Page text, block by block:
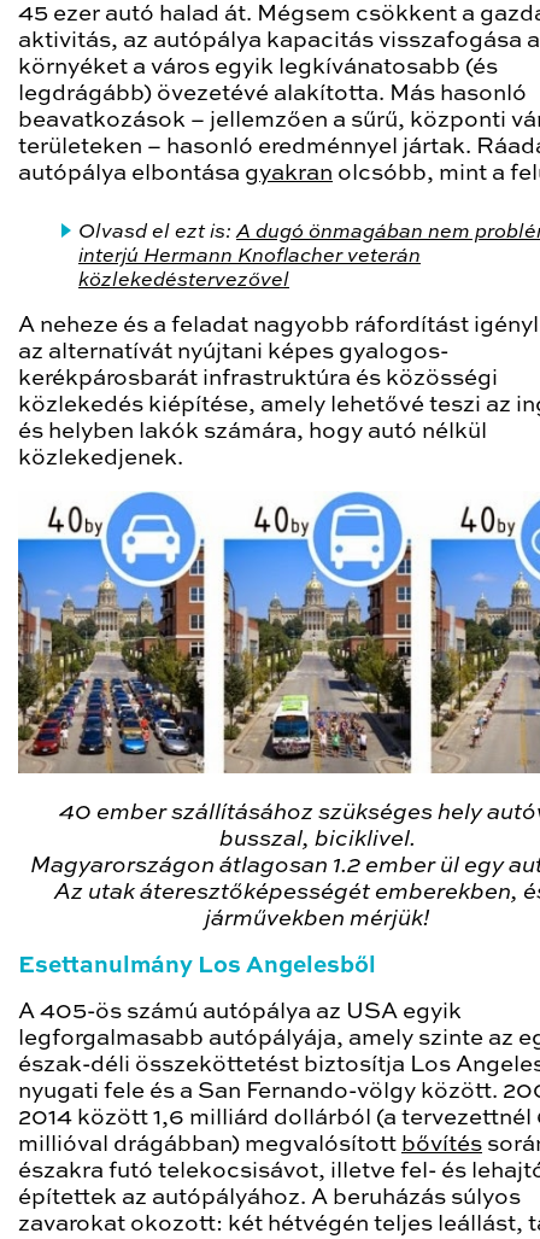
45 ezer autó halad át. Mégsem csökkent a
aktivitás, az autópálya kapacitás visszafogása a
környéket a város egyik legkívánatosabb (és
legdrágább) övezetévé alakította. Más hasonló
beavatkozások – jellemzően a sűrű, központi
területeken – hasonló eredménnyel jártak.
autópálya elbontása gyakran olcsóbb, mint a
Olvasd el ezt is:A dugó önmagában nem
interjú Hermann Knoflacher veterán
közlekedéstervezővel
A neheze és a feladat nagyobb ráfordítást
az alternatívát nyújtani képes gyalogos-
kerékpárosbarát infrastruktúra és közösségi
közlekedés kiépítése, amely lehetővé teszi az
és helyben lakók számára, hogy autó nélkül
közlekedjenek.
40 ember szállításához szükséges hely
busszal, biciklivel.
Magyarországon átlagosan 1.2 ember ül egy
Az utak áteresztőképességét emberekben,
járművekben mérjük!
Esettanulmány Los Angelesből
A 405-ös számú autópálya az USA egyik
legforgalmasabb autópályája, amely szinte az
észak-déli összeköttetést biztosítja Los
nyugati fele és a San Fernando-völgy között.
2014 között 1,6 milliárd dollárból (a
millióval drágábban) megvalósított bővítés
északra futó telekocsisávot, illetve fel- és
építettek az autópályához. A beruházás súlyos
zavarokat okozott: két hétvégén teljes leállást,